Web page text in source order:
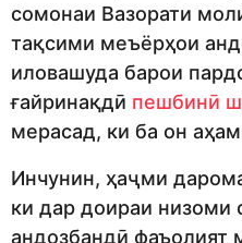
сомонаи Вазорати
тақсими меъёрҳои
иловашуда барои
ғайринақдӣ пешбинӣ
мерасад, ки ба он
Инчунин, ҳаҷми
ки дар доираи низоми
андозбандӣ фаъолият